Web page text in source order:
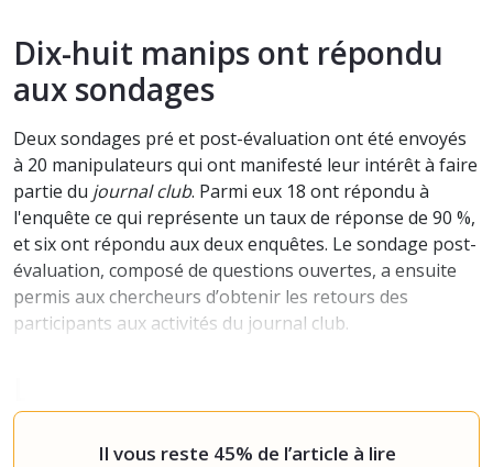
Dix-huit manips ont répondu
aux sondages
Deux sondages pré et post-évaluation ont été envoyés
à 20 manipulateurs qui ont manifesté leur intérêt à faire
partie du journal club. Parmi eux 18 ont répondu à
l'enquête ce qui représente un taux de réponse de 90 %,
et six ont répondu aux deux enquêtes. Le sondage post-
évaluation, composé de questions ouvertes, a ensuite
permis aux chercheurs d’obtenir les retours des
participants aux activités du journal club.
un frein
Il vous reste 45% de l’article à lire